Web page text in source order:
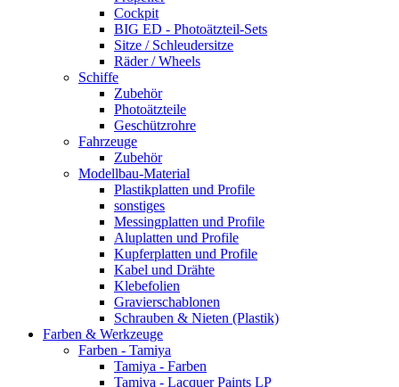
Cockpit
BIG ED - Photoätzteil-Sets
Sitze / Schleudersitze
Räder / Wheels
Schiffe
Zubehör
Photoätzteile
Geschützrohre
Fahrzeuge
Zubehör
Modellbau-Material
Plastikplatten und Profile
sonstiges
Messingplatten und Profile
Aluplatten und Profile
Kupferplatten und Profile
Kabel und Drähte
Klebefolien
Gravierschablonen
Schrauben & Nieten (Plastik)
Farben & Werkzeuge
Farben - Tamiya
Tamiya - Farben
Tamiya - Lacquer Paints LP